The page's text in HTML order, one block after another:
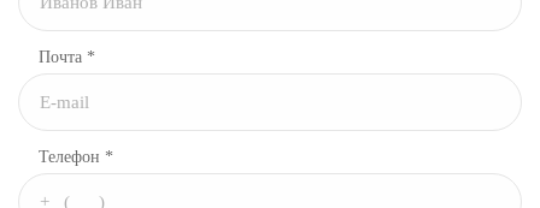
Почта *
Телефон *